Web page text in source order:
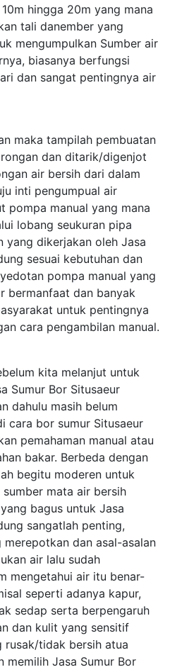
hingga 20m yang mana
tali danember yang
mengumpulkan Sumber air
biasanya berfungsi
dan sangat pentingnya air
maka tampilah pembuatan
dan ditarik/digenjot
air bersih dari dalam
inti pengumpual air
pompa manual yang mana
lobang seukuran pipa
yang dikerjakan oleh Jasa
sesuai kebutuhan dan
pompa manual yang
bermanfaat dan banyak
untuk pentingnya
cara pengambilan manual.
kita melanjut untuk
Sumur Bor Situsaeur
dahulu masih belum
cara bor sumur Situsaeur
pemahaman manual atau
bakar. Berbeda dengan
begitu moderen untuk
mata air bersih
bagus untuk Jasa
sangatlah penting,
dan asal-asalan
air lalu sudah
mengetahui air itu benar-
seperti adanya kapur,
sedap serta berpengaruh
dan kulit yang sensitif
rusak/tidak bersih atua
memilih Jasa Sumur Bor